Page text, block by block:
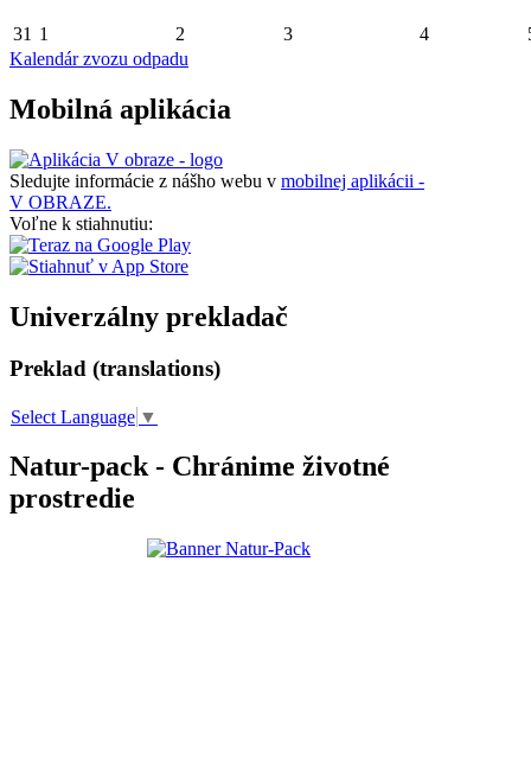
31 1 2 3 4
Kalendár zvozu odpadu
Mobilná aplikácia
Sledujte informácie z nášho webu v mobilnej aplikácii -
V OBRAZE.
Voľne k stiahnutiu:
Univerzálny prekladač
Preklad (translations)
Select Language ▼
Natur-pack - Chránime životné
prostredie